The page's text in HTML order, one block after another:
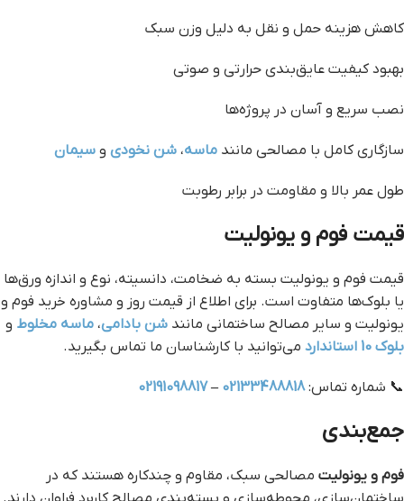
کاهش هزینه حمل و نقل به دلیل وزن سبک
بهبود کیفیت عایق‌بندی حرارتی و صوتی
نصب سریع و آسان در پروژه‌ها
سازگاری کامل با مصالحی مانند ماسه، شن نخودی و سیمان
طول عمر بالا و مقاومت در برابر رطوبت
قیمت فوم و یونولیت
قیمت فوم و یونولیت بسته به ضخامت، دانسیته، نوع و اندازه ورق‌ها
یا بلوک‌ها متفاوت است. برای اطلاع از قیمت روز و مشاوره خرید فوم و
یونولیت و سایر مصالح ساختمانی مانند شن بادامی، ماسه مخلوط و
بلوک 10 استاندارد
می‌توانید با کارشناسان ما تماس بگیرید.
📞 شماره تماس:02133488818
–
02191098817
جمع‌بندی
فوم و یونولیت مصالحی سبک، مقاوم و چندکاره هستند که در